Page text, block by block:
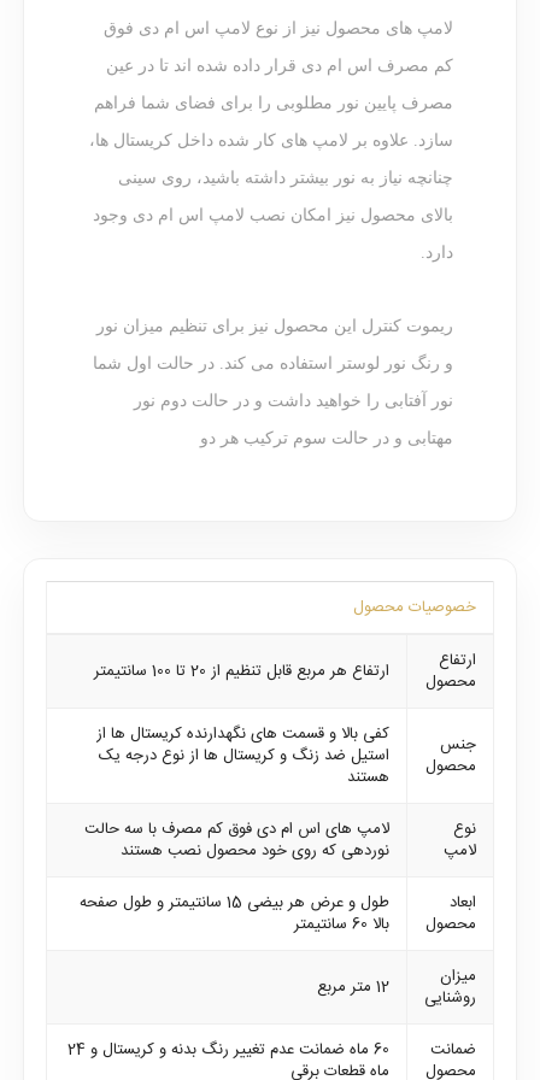
لامپ های محصول نیز از نوع لامپ اس ام دی فوق
کم مصرف اس ام دی قرار داده شده اند تا در عین
مصرف پایین نور مطلوبی را برای فضای شما فراهم
سازد. علاوه بر لامپ های کار شده داخل کریستال ها،
چنانچه نیاز به نور بیشتر داشته باشید، روی سینی
بالای محصول نیز امکان نصب لامپ اس ام دی وجود
دارد.
ریموت کنترل این محصول نیز برای تنظیم میزان نور
و رنگ نور لوستر استفاده می کند. در حالت اول شما
نور آفتابی را خواهید داشت و در حالت دوم نور
مهتابی و در حالت سوم ترکیب هر دو
خصوصیات محصول
ارتفاع
محصول
ارتفاع هر مربع قابل تنظیم از 20 تا 100 سانتیمتر
جنس
محصول
کفی بالا و قسمت های نگهدارنده کریستال ها از
استیل ضد زنگ و کریستال ها از نوع درجه یک
هستند
نوع
لامپ
لامپ های اس ام دی فوق کم مصرف با سه حالت
نوردهی که روی خود محصول نصب هستند
ابعاد
محصول
طول و عرض هر بیضی 15 سانتیمتر و طول صفحه
بالا 60 سانتیمتر
میزان
روشنایی
12 متر مربع
ضمانت
محصول
60 ماه ضمانت عدم تغییر رنگ بدنه و کریستال و 24
ماه قطعات برقی